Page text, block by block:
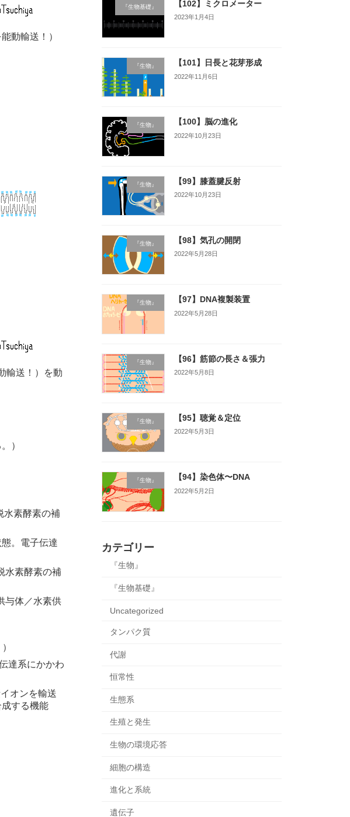
動輸送！）
輸送！）を動
）
水素酵素の補
。電子伝達
水素酵素の補
与体／水素供
達系にかかわ
オンを輸送
する機能
『生物基礎』 【102】ミクロメーター
2023年1月4日
『生物』 【101】日長と花芽形成
2022年11月6日
『生物』 【100】脳の進化
2022年10月23日
『生物』 【99】膝蓋腱反射
2022年10月23日
『生物』 【98】気孔の開閉
2022年5月28日
『生物』 【97】DNA複製装置
2022年5月28日
『生物』 【96】筋節の長さ＆張力
2022年5月8日
『生物』 【95】聴覚＆定位
2022年5月3日
『生物』 【94】染色体〜DNA
2022年5月2日
カテゴリー
『生物』
『生物基礎』
Uncategorized
タンパク質
代謝
恒常性
生態系
生殖と発生
生物の環境応答
細胞の構造
進化と系統
遺伝子